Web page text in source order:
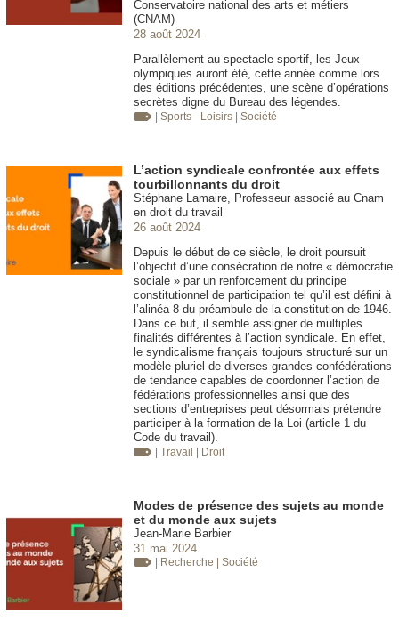
Conservatoire national des arts et métiers
(CNAM)
28 août 2024
Parallèlement au spectacle sportif, les Jeux
olympiques auront été, cette année comme lors
des éditions précédentes, une scène d’opérations
secrètes digne du Bureau des légendes.
| Sports - Loisirs | Société
L’action syndicale confrontée aux effets
tourbillonnants du droit
Stéphane Lamaire, Professeur associé au Cnam
en droit du travail
26 août 2024
Depuis le début de ce siècle, le droit poursuit
l’objectif d’une consécration de notre « démocratie
sociale » par un renforcement du principe
constitutionnel de participation tel qu’il est défini à
l’alinéa 8 du préambule de la constitution de 1946.
Dans ce but, il semble assigner de multiples
finalités différentes à l’action syndicale. En effet,
le syndicalisme français toujours structuré sur un
modèle pluriel de diverses grandes confédérations
de tendance capables de coordonner l’action de
fédérations professionnelles ainsi que des
sections d’entreprises peut désormais prétendre
participer à la formation de la Loi (article 1 du
Code du travail).
| Travail | Droit
Modes de présence des sujets au monde
et du monde aux sujets
Jean-Marie Barbier
31 mai 2024
| Recherche | Société